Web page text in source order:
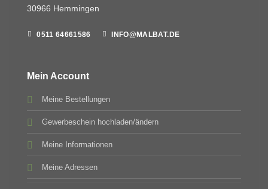
30966 Hemmingen
0511 64661586 INFO@MALBAT.DE
Mein Account
Meine Bestellungen
Gewerbeschein hochladen/ändern
Meine Informationen
Meine Adressen